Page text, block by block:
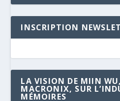
INSCRIPTION
LA VISION DE MIIN
MACRONIX, SUR
MÉMOIRES